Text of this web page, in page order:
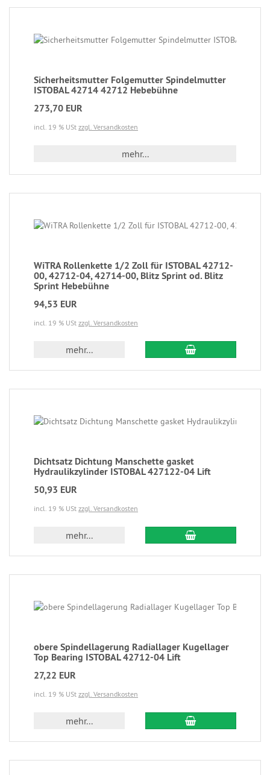
Sicherheitsmutter Folgemutter Spindelmutter
ISTOBAL 42714 42712 Hebebühne
273,70 EUR
incl. 19 % USt zzgl. Versandkosten
mehr...
WiTRA Rollenkette 1/2 Zoll für ISTOBAL 42712-
00, 42712-04, 42714-00, Blitz Sprint od. Blitz
Sprint Hebebühne
94,53 EUR
incl. 19 % USt zzgl. Versandkosten
mehr...
Dichtsatz Dichtung Manschette gasket
Hydraulikzylinder ISTOBAL 427122-04 Lift
50,93 EUR
incl. 19 % USt zzgl. Versandkosten
mehr...
obere Spindellagerung Radiallager Kugellager
Top Bearing ISTOBAL 42712-04 Lift
27,22 EUR
incl. 19 % USt zzgl. Versandkosten
mehr...